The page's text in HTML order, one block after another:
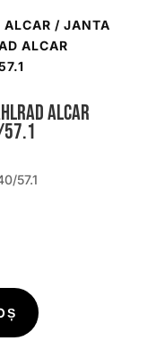
/ JANTA
ALCAR
ALCAR
57.1